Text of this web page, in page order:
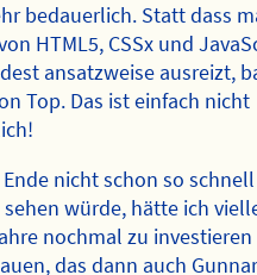
bedauerlich. Statt dass
HTML5, CSSx und
ansatzweise ausreizt,
Top. Das ist einfach nicht
nicht schon so schnell
würde, hätte ich
nochmal zu
das dann auch Gunnar